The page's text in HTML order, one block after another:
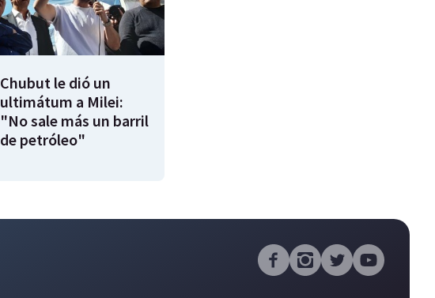
Chubut le dió un
ultimátum a Milei:
"No sale más un barril
de petróleo"